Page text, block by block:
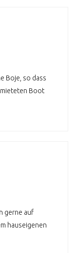
Boje, so dass
Boot
gerne auf
hauseigenen